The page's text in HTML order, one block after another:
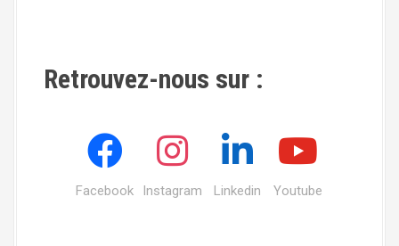
Retrouvez-nous sur :
Facebook Instagram Linkedin Youtube